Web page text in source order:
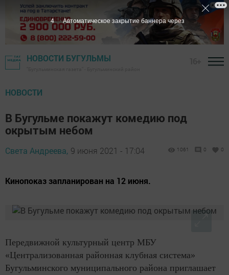
НОВОСТИ БУГУЛЬМЫ
НОВОСТИ
В Бугульме покажут комедию под
окрытым небом
Света Андреева, 9 июня 2021 - 17:04 1061 0 0
Кинопоказ запланирован на 12 июня.
Передвижной культурный центр МБУ
«Централизованная районная клубная система»
Бугульминского муниципального района приглашает
2 Автоматическое закрытие баннера через